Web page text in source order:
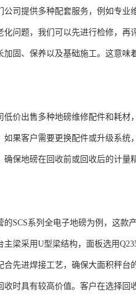
司提供多种配套服务，例如专业
问题，我们可以先进行检修，再
固、保养以及基础施工。这意味
价出售多种地磅维修配件和耗材
果客户需要更换配件或升级系统
保地磅在回收前或回收后的计量
SCS系列全电子地磅为例，这款
梁采用U型梁结构，面板选用
先进焊接工艺，确保大面积秤台
时具有较高价值。客户在选择回